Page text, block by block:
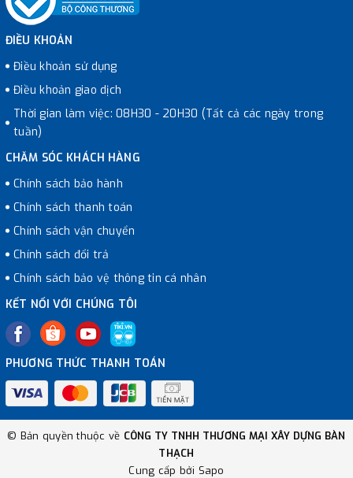
ĐIỀU KHOẢN
Điều khoản sử dụng
Điều khoản giao dịch
Thời gian làm việc: 08H30 - 20H30 (Tất cả các ngày trong
tuần)
CHĂM SÓC KHÁCH HÀNG
Chính sách bảo hành
Chính sách thanh toán
Chính sách vận chuyển
Chính sách đổi trả
Chính sách bảo vệ thông tin cá nhân
KẾT NỐI VỚI CHÚNG TÔI
PHƯƠNG THỨC THANH TOÁN
© Bản quyền thuộc về CÔNG TY TNHH THƯƠNG MẠI XÂY DỰNG BÀN
THẠCH
Cung cấp bởi Sapo